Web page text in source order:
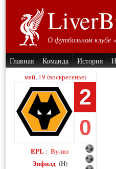
О футбольном клубе
Главная Команда История
май, 19 (воскресенье)
2
0
EPL : Вулвз
Энфилд (H)